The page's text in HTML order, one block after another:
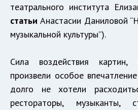
театрального института
статьи Анастасии Даниловой
музыкальной культуры”).
Сила воздействия
произвели особое
долго не хотели
рестораторы, музыканты,